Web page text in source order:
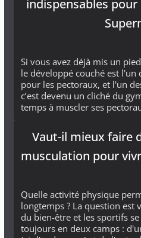
indispensables
Si vous avez déjà mis un
le développé couché est l'un
pour les pectoraux, et l'un
c’est devenu un cliché du
temps à muscler ses
Vaut-il mieux faire
musculation pour
Quelle activité physique
longtemps ? La question est
du bien-être et les sportifs
toujours en deux camps :